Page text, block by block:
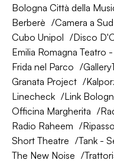
Bologna Città della
Berberè
Camera a Sud
Cubo Unipol
Disco
Emilia Romagna Teatro
Frida nel Parco
Granata Project
Linecheck
Link
Officina Margherita
Radio Raheem
Ripasso
Short Theatre
Tank -
The New Noise